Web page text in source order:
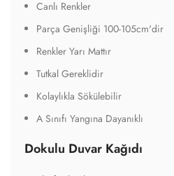
Canlı Renkler
Parça Genişliği 100-105cm'dir
Renkler Yarı Mattır
Tutkal Gereklidir
Kolaylıkla Sökülebilir
A Sınıfı Yangına Dayanıklı
Dokulu Duvar Kağıdı